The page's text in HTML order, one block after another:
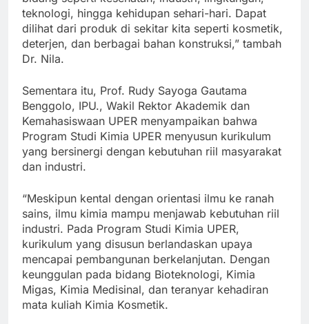
teknologi, hingga kehidupan sehari-hari. Dapat
dilihat dari produk di sekitar kita seperti kosmetik,
deterjen, dan berbagai bahan konstruksi,” tambah
Dr. Nila.
Sementara itu, Prof. Rudy Sayoga Gautama
Benggolo, IPU., Wakil Rektor Akademik dan
Kemahasiswaan UPER menyampaikan bahwa
Program Studi Kimia UPER menyusun kurikulum
yang bersinergi dengan kebutuhan riil masyarakat
dan industri.
“Meskipun kental dengan orientasi ilmu ke ranah
sains, ilmu kimia mampu menjawab kebutuhan riil
industri. Pada Program Studi Kimia UPER,
kurikulum yang disusun berlandaskan upaya
mencapai pembangunan berkelanjutan. Dengan
keunggulan pada bidang Bioteknologi, Kimia
Migas, Kimia Medisinal, dan teranyar kehadiran
mata kuliah Kimia Kosmetik.